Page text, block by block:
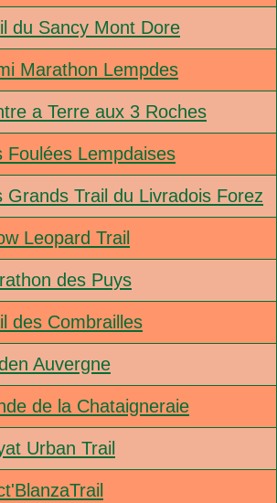
du Sancy Mont Dore
Marathon Lempdes
a Terre aux 3 Roches
Foulées Lempdaises
Grands Trail du Livradois Forez
Leopard Trail
des Puys
des Combrailles
Auvergne
de la Chataigneraie
Urban Trail